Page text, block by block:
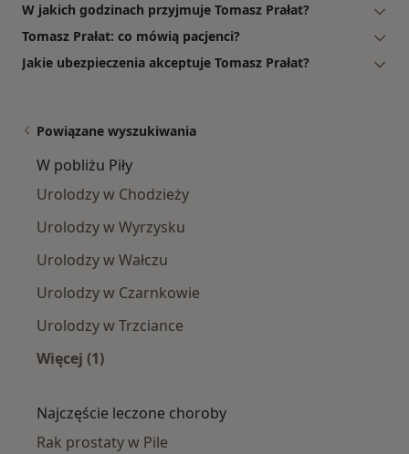
W jakich godzinach przyjmuje Tomasz Prałat?
Tomasz Prałat: co mówią pacjenci?
Jakie ubezpieczenia akceptuje Tomasz Prałat?
Powiązane wyszukiwania
W pobliżu Piły
Urolodzy w Chodzieży
Urolodzy w Wyrzysku
Urolodzy w Wałczu
Urolodzy w Czarnkowie
Urolodzy w Trzciance
Więcej (1)
Najczęście leczone choroby
Rak prostaty w Pile